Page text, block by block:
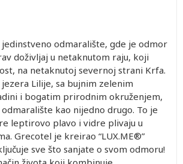
jedinstveno odmaralište, gde je odmor
doživljaj u netaknutom raju, koji
na netaknutoj severnoj strani Krfa.
Lilije, sa bujnim zelenim
i bogatim prirodnim okruženjem,
odmaralište kao nijedno drugo. To je
leptirovo plavo i vidre plivaju u
Grecotel je kreirao “LUX.ME®”
sve što sanjate o svom odmoru!